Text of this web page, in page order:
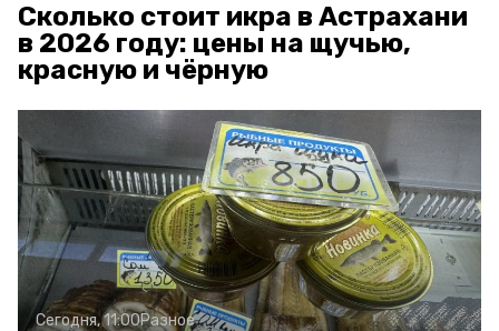
Сколько стоит икра в Астрахани
в 2026 году: цены на щучью,
красную и чёрную
Сегодня, 11:00Разное